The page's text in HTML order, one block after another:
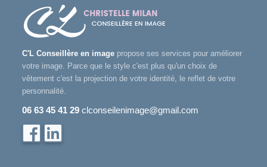
C'L Conseillère en image propose ses services pour améliorer
votre image. Parce que le style c'est plus qu'un choix de
vêtement c'est la projection de votre identité, le reflet de votre
personnalité.
06 63 45 41 29 clconseilenimage@gmail.com